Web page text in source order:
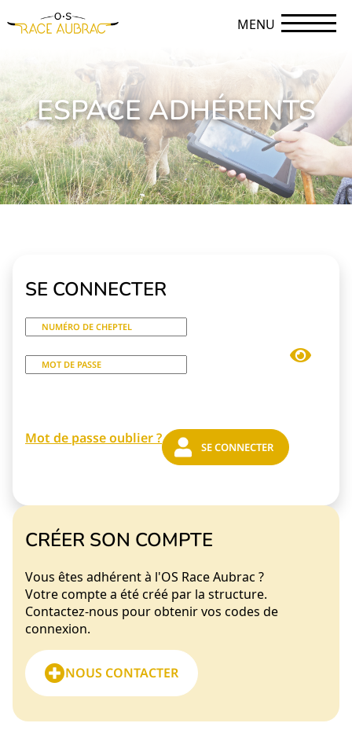
MENU
ESPACE ADHÉRENTS
SE CONNECTER
NUMÉRO DE CHEPTEL
MOT DE PASSE
Mot de passe oublier ?
CRÉER SON COMPTE
Vous êtes adhérent à l'OS Race Aubrac ?
Votre compte a été créé par la structure.
Contactez-nous pour obtenir vos codes de
connexion.
NOUS CONTACTER